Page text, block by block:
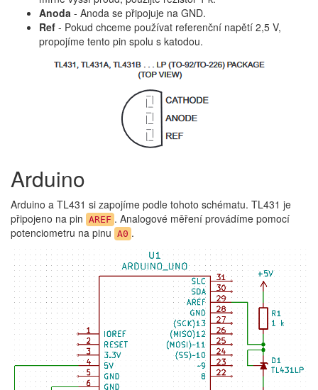
Anoda - Anoda se připojuje na GND.
Ref - Pokud chceme používat referenční napětí 2,5 V,
propojíme tento pin spolu s katodou.
Arduino
Arduino a TL431 si zapojíme podle tohoto schématu. TL431 je
připojeno na pin AREF . Analogové měření provádíme pomocí
potenciometru na pinu A0 .